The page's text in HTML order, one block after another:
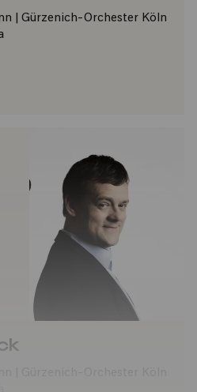
| Gürzenich-Orchester Köln
HINZUFÜGEN